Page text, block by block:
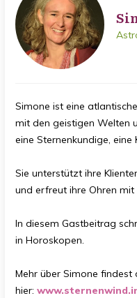
Simone ist eine
mit den geistigen Welten
eine Sternenkundige, eine
Sie unterstützt ihre
und erfreut ihre Ohren mit
In diesem Gastbeitrag
in Horoskopen.
Mehr über Simone findest
hier: